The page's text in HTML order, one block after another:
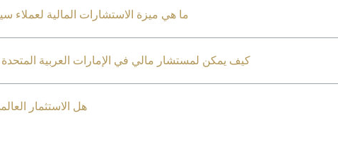
ما هي ميزة الاستشارات المالية لعملاء
كيف يمكن لمستشار مالي في الإمارات العربية
هل الاستثمار